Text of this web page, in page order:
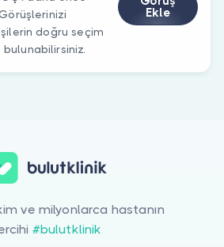
doğru seçim
Ekle
ve milyonlarca hastanın
#bulutklinik